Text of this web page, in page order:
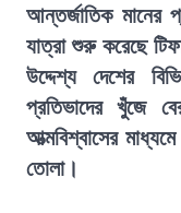
আন্তর্জাতিক মানের
যাত্রা শুরু করেছে
উদ্দেশ্য দেশের
প্রতিভাদের খুঁজে
আত্মবিশ্বাসের
তোলা।